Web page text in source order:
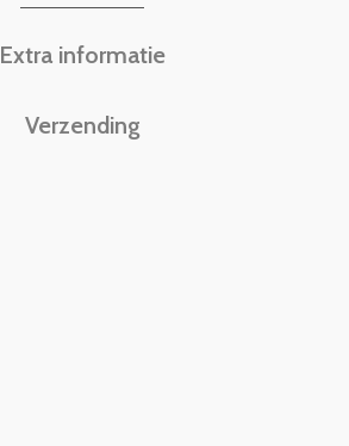
Extra informatie
Verzending